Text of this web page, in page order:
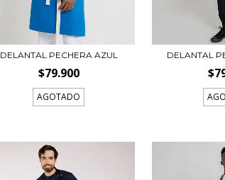
DELANTAL PECHERA AZUL
$79.900
AGOTADO
DELANTAL